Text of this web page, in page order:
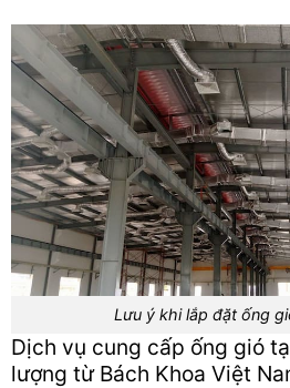
Lưu ý khi lắp đặt ống
Dịch vụ cung cấp ống gió
lượng từ Bách Khoa Việt